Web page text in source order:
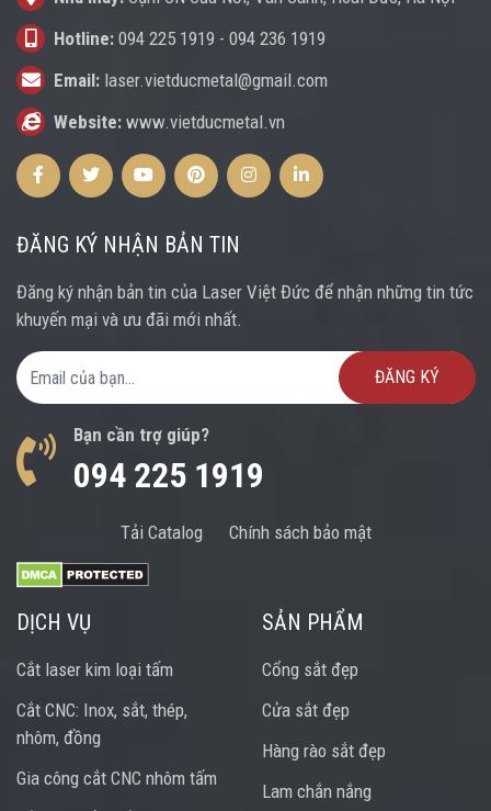
Hotline: 094 225 1919 - 094 236 1919
Email: laser.vietducmetal@gmail.com
Website: www.vietducmetal.vn
FacebookTwitterYoutubePinterestInstagramInstagram
ĐĂNG KÝ NHẬN BẢN TIN
Đăng ký nhận bản tin của Laser Việt Đức để nhận những tin tức
khuyến mại và ưu đãi mới nhất.
Email Address
Bạn cần trợ giúp?
094 225 1919
Tải Catalog Chính sách bảo mật
DỊCH VỤ
Cắt laser kim loại tấm
Cắt CNC: Inox, sắt, thép,
nhôm, đồng
Gia công cắt CNC nhôm tấm
SẢN PHẨM
Cổng sắt đẹp
Cửa sắt đẹp
Hàng rào sắt đẹp
Lam chắn nắng